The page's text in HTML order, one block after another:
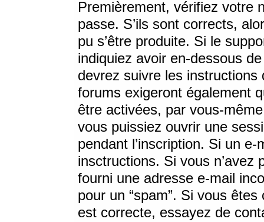
Premièrement, vérifiez votre
passe. S’ils sont corrects,
pu s’être produite. Si le
indiquiez avoir en-dessous
devrez suivre les
forums exigeront également
être activées, par vous-
vous puissiez ouvrir une
pendant l’inscription. Si un
insctructions. Si vous n’avez
fourni une adresse e-mail
pour un “spam”. Si vous
est correcte, essayez de